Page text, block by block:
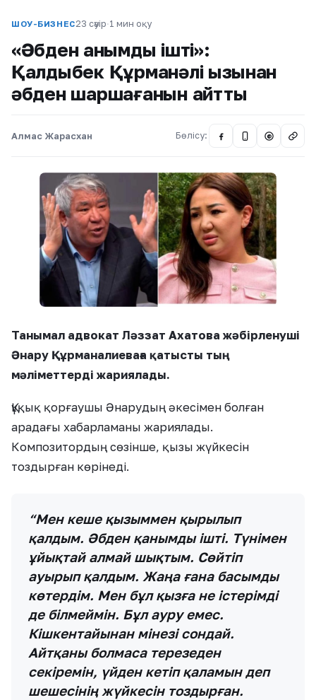
ШОУ-БИЗНЕС23 сәуір·1 мин оқу
«Әбден қанымды ішті»:
Қалдыбек Құрманәлі қызынан
әбден шаршағанын айтты
Алмас Жарасхан Бөлісу: @
Танымал адвокат Ләззат Ахатова жәбірленуші
Әнару Құрманалиеваға қатысты тың
мәліметтерді жариялады.
Құқық қорғаушы Әнарудың әкесімен болған
арадағы хабарламаны жариялады.
Композитордың сөзінше, қызы жүйкесін
тоздырған көрінеді.
“Мен кеше қызыммен қырылып
қалдым. Әбден қанымды ішті. Түнімен
ұйықтай алмай шықтым. Сөйтіп
ауырып қалдым. Жаңа ғана басымды
көтердім. Мен бұл қызға не істерімді
де білмеймін. Бұл ауру емес.
Кішкентайынан мінезі сондай.
Айтқаны болмаса терезеден
секіремін, үйден кетіп қаламын деп
шешесінің жүйкесін тоздырған.